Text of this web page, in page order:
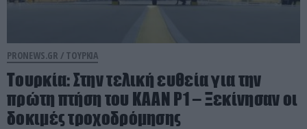
PRONEWS.GR / ΤΟΥΡΚΙΑ
Τουρκία: Στην τελική ευθεία για την
πρώτη πτήση του KAAN P1 – Ξεκίνησαν οι
δοκιμές τροχοδρόμησης